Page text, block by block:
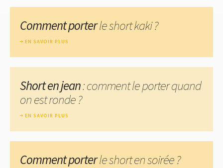
Comment porterle short kaki ?
EN SAVOIR PLUS
Short en jean: comment le porter quand
on est ronde ?
EN SAVOIR PLUS
Comment porterle short en soirée ?